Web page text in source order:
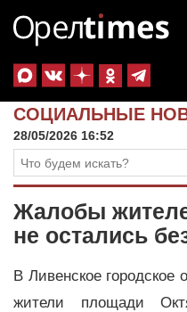
СОЦИАЛЬНЫЕ
28/05/2026 16:52
Жалобы
не остались
В Ливенское
жители площади